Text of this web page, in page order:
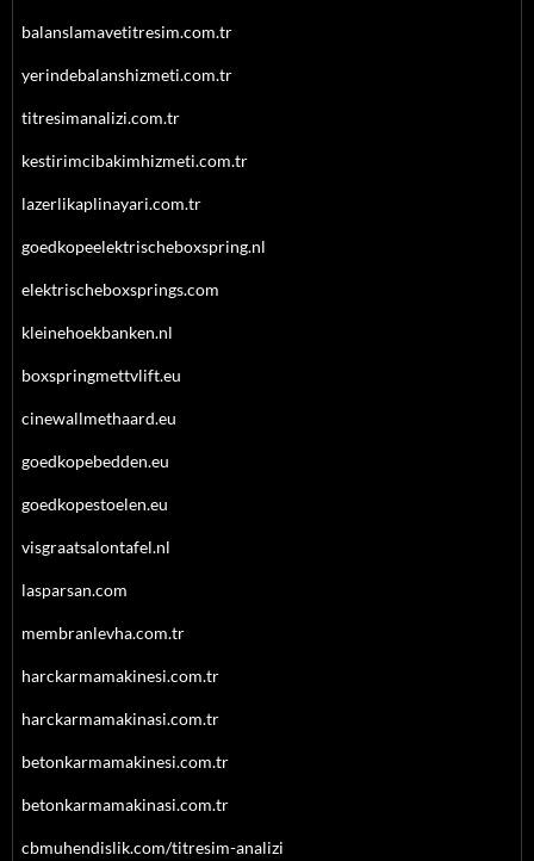
balanslamavetitresim.com.tr
yerindebalanshizmeti.com.tr
titresimanalizi.com.tr
kestirimcibakimhizmeti.com.tr
lazerlikaplinayari.com.tr
goedkopeelektrischeboxspring.nl
elektrischeboxsprings.com
kleinehoekbanken.nl
boxspringmettvlift.eu
cinewallmethaard.eu
goedkopebedden.eu
goedkopestoelen.eu
visgraatsalontafel.nl
lasparsan.com
membranlevha.com.tr
harckarmamakinesi.com.tr
harckarmamakinasi.com.tr
betonkarmamakinesi.com.tr
betonkarmamakinasi.com.tr
cbmuhendislik.com/titresim-analizi